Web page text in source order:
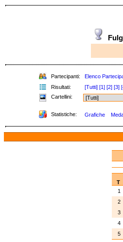
Partecipanti: Elenco
Risultati:
[Tutti] [1] [2] [3]
Cartellini:
Statistiche: Grafiche
T
1
2
3
4
5